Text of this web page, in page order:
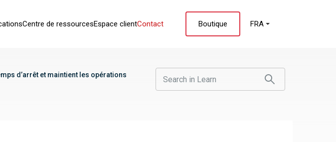
Centre de ressourcesEspace clientContact Boutique FRA
d’arrêt et maintient les opérations